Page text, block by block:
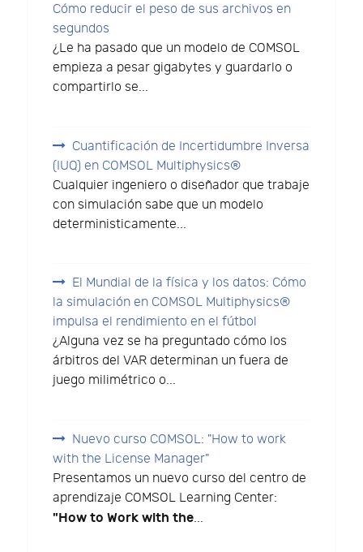
Cómo reducir el peso de sus archivos en
segundos
¿Le ha pasado que un modelo de COMSOL
empieza a pesar gigabytes y guardarlo o
compartirlo se...
Cuantificación de Incertidumbre Inversa
(IUQ) en COMSOL Multiphysics®
Cualquier ingeniero o diseñador que trabaje
con simulación sabe que un modelo
deterministicamente...
El Mundial de la física y los datos: Cómo
la simulación en COMSOL Multiphysics®
impulsa el rendimiento en el fútbol
¿Alguna vez se ha preguntado cómo los
árbitros del VAR determinan un fuera de
juego milimétrico o...
Nuevo curso COMSOL: "How to work
with the License Manager"
Presentamos un nuevo curso del centro de
aprendizaje COMSOL Learning Center:
"How to Work with the...